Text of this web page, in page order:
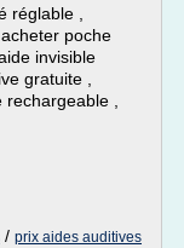
,
poche
invisible
gratuite ,
,
/ prix aides auditives